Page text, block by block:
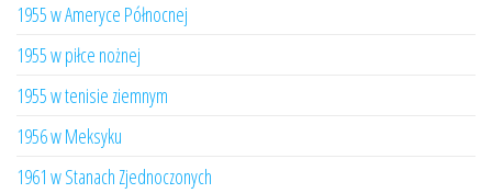
1955 w Ameryce Północnej
1955 w piłce nożnej
1955 w tenisie ziemnym
1956 w Meksyku
1961 w Stanach Zjednoczonych